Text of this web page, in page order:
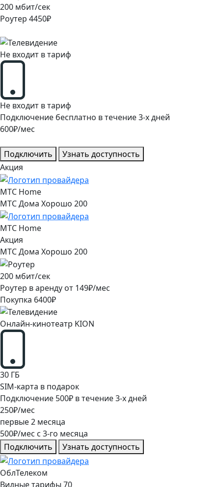
200 мбит/сек
Роутер 4450₽
Не входит в тариф
Не входит в тариф
Подключение бесплатно в течение3-х дней
600₽/мес
Подключить
Узнать доступность
Акция
МТС Home
МТС Дома Хорошо 200
МТС Home
Акция
МТС Дома Хорошо 200
200 мбит/сек
Роутер в аренду от 149₽/мес
Покупка 6400₽
Онлайн-кинотеатр KION
30 ГБ
SIM-карта в подарок
Подключение 500₽ в течение3-х дней
250₽/мес
первые2 месяца
500₽/мес c 3-го месяца
Подключить
Узнать доступность
ОблТелеком
Видные тарифы 70